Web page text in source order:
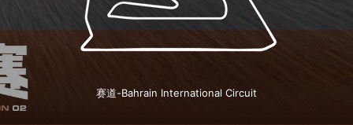
赛道-Bahrain International Circuit